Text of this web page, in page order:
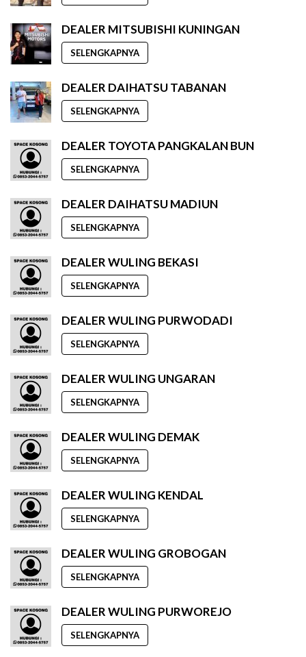
DEALER MITSUBISHI KUNINGAN
SELENGKAPNYA
DEALER DAIHATSU TABANAN
SELENGKAPNYA
DEALER TOYOTA PANGKALAN BUN
SELENGKAPNYA
DEALER DAIHATSU MADIUN
SELENGKAPNYA
DEALER WULING BEKASI
SELENGKAPNYA
DEALER WULING PURWODADI
SELENGKAPNYA
DEALER WULING UNGARAN
SELENGKAPNYA
DEALER WULING DEMAK
SELENGKAPNYA
DEALER WULING KENDAL
SELENGKAPNYA
DEALER WULING GROBOGAN
SELENGKAPNYA
DEALER WULING PURWOREJO
SELENGKAPNYA